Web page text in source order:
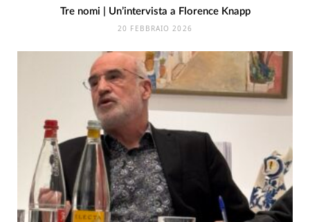
Tre nomi | Un’intervista a Florence Knapp
20 FEBBRAIO 2026